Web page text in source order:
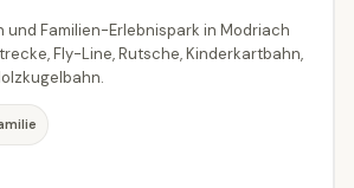
und Familien-Erlebnispark in Modriach
Fly-Line, Rutsche, Kinderkartbahn,